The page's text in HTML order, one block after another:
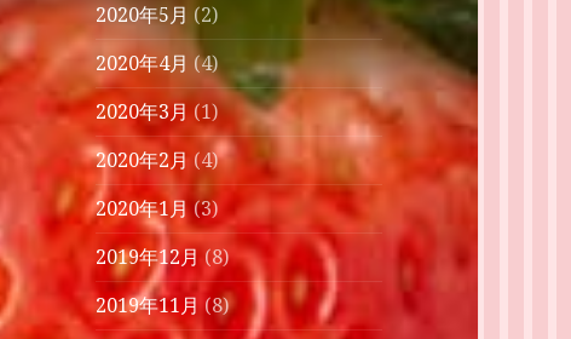
2020年5月 (2)
2020年4月 (4)
2020年3月(1)
2020年2月 (4)
2020年1月 (3)
2019年12月 (8)
2019年11月 (8)